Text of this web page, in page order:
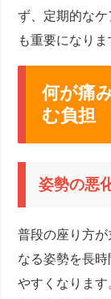
ず、定期的な
も重要になりま
何が痛
む負担
姿勢の悪
普段の座り方
なる姿勢を長
やすくなりま